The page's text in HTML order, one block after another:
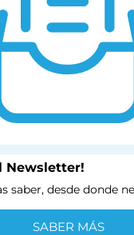
Newsletter!
saber, desde donde
SABER MÁS